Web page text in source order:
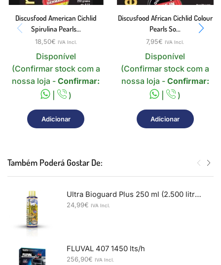
Discusfood American Cichlid
Spirulina Pearls...
18,50€ IVA Incl.
Disponível
(Confirmar stock com a
nossa loja -Confirmar:
|
)
Adicionar
Discusfood African Cichlid Colour
Pearls So...
7,95€ IVA Incl.
Disponível
(Confirmar stock com a
nossa loja - Confirmar:
|
)
Adicionar
Também Poderá Gostar De:
Ultra Bioguard Plus 250 ml (2.500 litros)
24,99€ IVA Incl.
FLUVAL 407 1450 lts/h
256,90€ IVA Incl.